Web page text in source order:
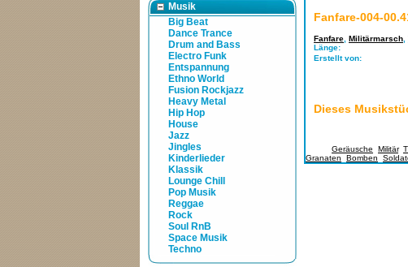
Musik
Big Beat
Dance Trance
Drum and Bass
Electro Funk
Entspannung
Ethno World
Fusion Rockjazz
Heavy Metal
Hip Hop
House
Jazz
Jingles
Kinderlieder
Klassik
Lounge Chill
Pop Musik
Reggae
Rock
Soul RnB
Space Musik
Techno
Fanfare-004-
Fanfare Militärmarsch
Länge:
Erstellt von:
Dieses
Geräusche Militär,
Granaten
Bomben